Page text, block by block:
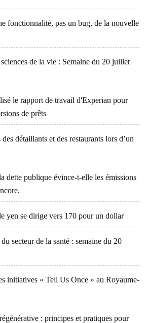
fonctionnalité, pas un bug, de la nouvelle
de la vie : Semaine du 20 juillet
le rapport de travail d'Experian pour
de prêts
détaillants et des restaurants lors d’un
dette publique évince-t-elle les émissions
yen se dirige vers 170 pour un dollar
secteur de la santé : semaine du 20
initiatives « Tell Us Once » au Royaume-
: principes et pratiques pour